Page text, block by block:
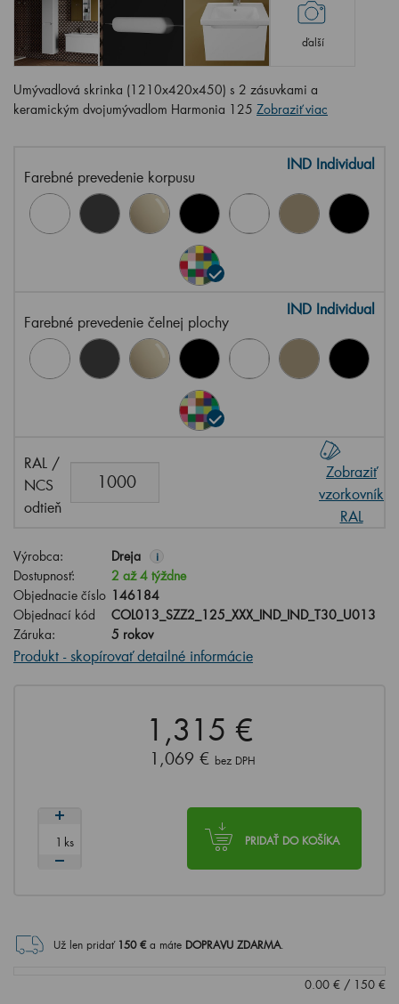
ďalší
Umývadlová skrinka (1210x420x450) s 2 zásuvkami a
keramickým dvojumývadlom Harmonia 125 Zobraziť viac
Farebné prevedenie korpusu
IND Individual
Farebné prevedenie čelnej plochy
IND Individual
RAL /
NCS
odtieň
Zobraziť
vzorkovník
RAL
Výrobca: Dreja i
Dostupnosť:
2 až 4 týždne
Objednacie číslo 146184
Objednací kód
COL013_SZZ2_125_XXX_IND_IND_T30_U013
Záruka:
5 rokov
Produkt - skopírovať detailné informácie
1,315 €
1,069 € bez DPH
PRIDAŤ DO KOŠÍKA
ks
Už len pridať 150€ a máte DOPRAVU ZDARMA.
0.00 € / 150 €